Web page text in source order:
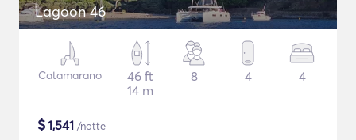
Lagoon 46
Catamarano
46 ft
14 m
8 4 4
$1,541 /notte